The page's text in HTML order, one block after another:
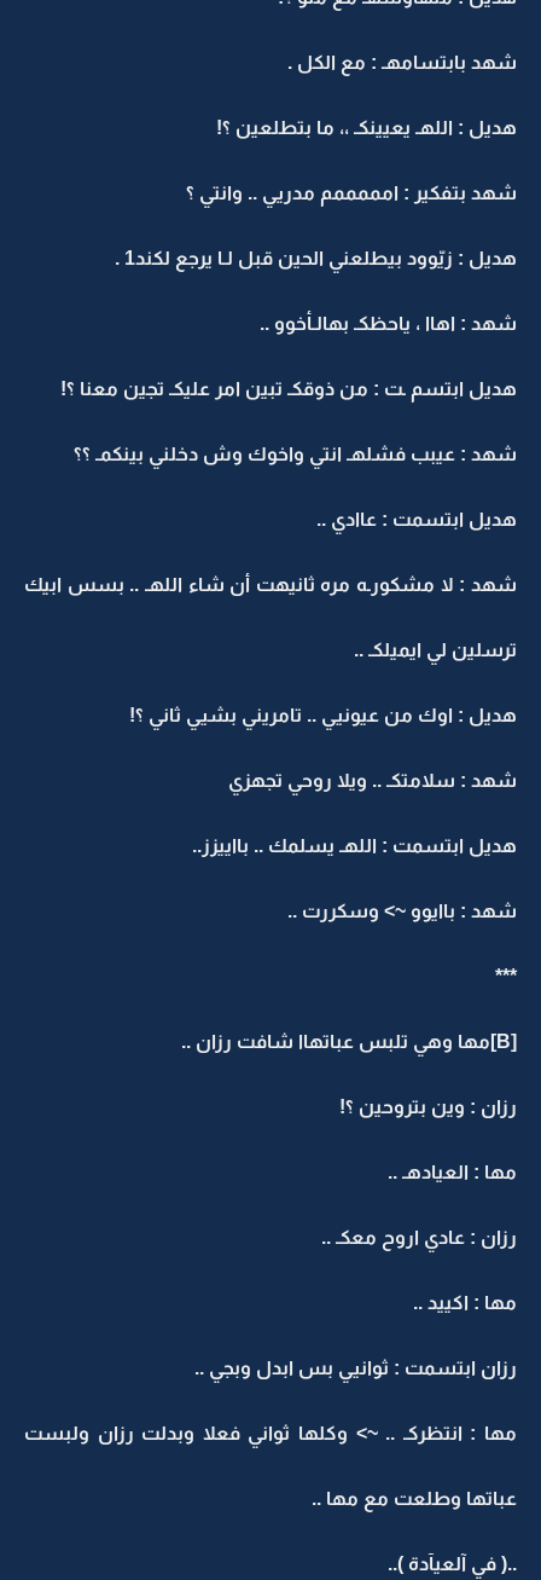
شهد بابتسامهـ : مع الكل .
هديل : اللهـ يعيينكـ ،، ما بتطلعين ؟!
شهد بتفكير : امممممم مدريي .. وانتي ؟
هديل : زيّوود بيطلعني الحين قبل لـا يرجع لكند1 .
شهد : اهاا ، ياحظكـ بهالـأخوو ..
هديل ابتسم ـت : من ذوقكـ تبين امر عليكـ تجين معنا ؟!
شهد : عيبب فشلهـ انتي واخوك وش دخلني بينكمـ ؟؟
هديل ابتسمت : عاادي ..
شهد : لا مشكورـه مره ثانيهت أن شاء اللهـ .. بسس ابيك
ترسلين لي ايميلكـ ..
هديل : اوك من عيونيي .. تامريني بشيي ثاني ؟!
شهد : سلامتكـ .. ويلا روحي تجهزي
هديل ابتسمت : اللهـ يسلمك .. بااييزز..
شهد : باايوو ~> وسكررت ..
***
[B]مها وهي تلبس عباتهاا شافت رزان ..
رزان : وين بتروحين ؟!
مها : العيادهـ ..
رزان : عادي اروح معكـ ..
مها : اكييد ..
رزان ابتسمت : ثوانيي بس ابدل وبجي ..
مها : انتظركـ .. ~> وكلها ثواني فعلا وبدلت رزان ولبست
عباتها وطلعت مع مها ..
..( في آلعيآدة )..